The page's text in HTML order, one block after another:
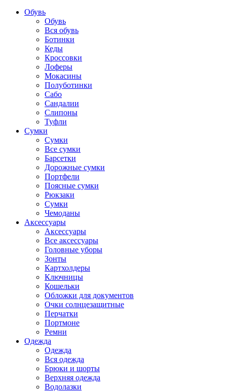
Обувь
Обувь
Вся обувь
Ботинки
Кеды
Кроссовки
Лоферы
Мокасины
Полуботинки
Сабо
Сандалии
Слипоны
Туфли
Сумки
Сумки
Все сумки
Барсетки
Дорожные сумки
Портфели
Поясные сумки
Рюкзаки
Сумки
Чемоданы
Аксессуары
Аксессуары
Все аксессуары
Головные уборы
Зонты
Картхолдеры
Ключницы
Кошельки
Обложки для документов
Очки солнцезащитные
Перчатки
Портмоне
Ремни
Одежда
Одежда
Вся одежда
Брюки и шорты
Верхняя одежда
Водолазки